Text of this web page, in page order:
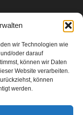
wir Technologien wie
oder darauf
können wir Daten
Website verarbeiten.
können
werden.
3005
2067
567